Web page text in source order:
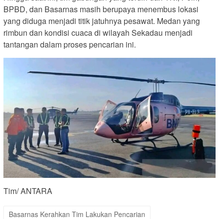
BPBD, dan Basarnas masih berupaya menembus lokasi
yang diduga menjadi titik jatuhnya pesawat. Medan yang
rimbun dan kondisi cuaca di wilayah Sekadau menjadi
tantangan dalam proses pencarian ini.
Tim/ ANTARA
Basarnas Kerahkan Tim Lakukan Pencarian